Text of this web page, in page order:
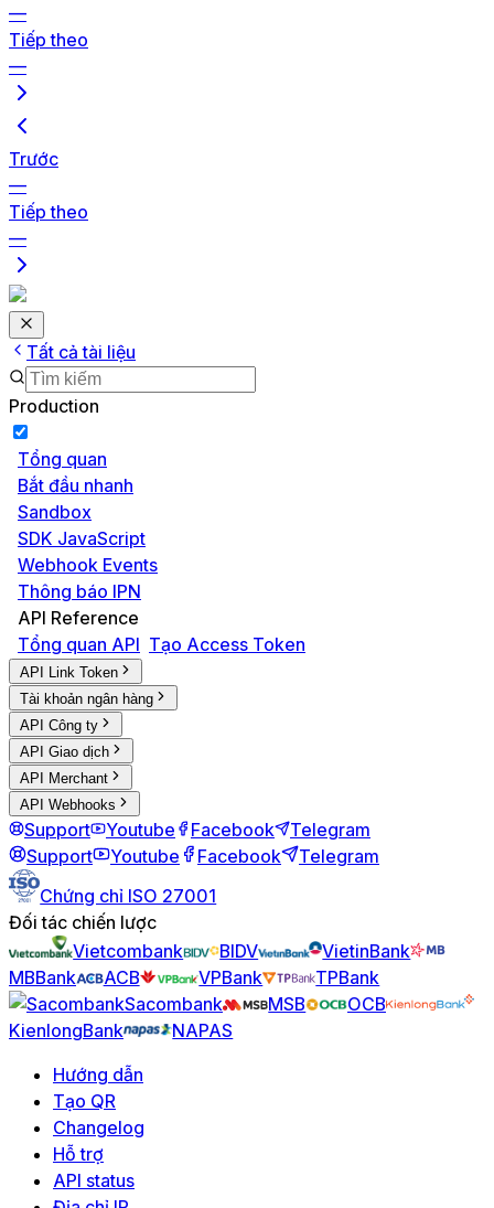
—
Tiếp theo
—
Trước
—
Tiếp theo
—
Tất cả tài liệu
Production
Tổng quan
Bắt đầu nhanh
Sandbox
SDK JavaScript
Webhook Events
Thông báo IPN
API Reference
Tổng quan API Tạo Access Token
API Link Token
Tài khoản ngân hàng
API Công ty
API Giao dịch
API Merchant
API Webhooks
Support Youtube Facebook
Telegram
Support
Youtube Facebook
Telegram
Chứng chỉ ISO 27001
Đối tác chiến lược
Vietcombank
BIDV
VietinBank
MBBank
ACB VPBank
TPBank
Sacombank
MSB
OCB
KienlongBank
NAPAS
Hướng dẫn
Tạo QR
Changelog
Hỗ trợ
API status